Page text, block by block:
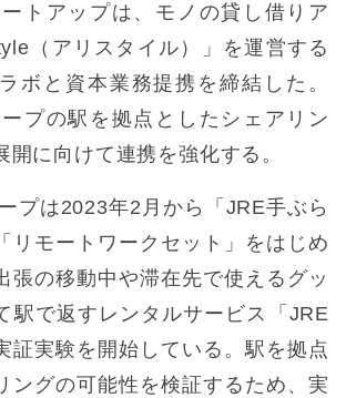
トアップは、モノの貸し借りア
（アリスタイル）」を運営する
ボと資本業務提携を締結した。
プの駅を拠点としたシェアリン
開に向けて連携を強化する。
プは2023年2月から「JRE手ぶら
リモートワークセット」をはじめ
張の移動中や滞在先で使えるグッ
駅で返すレンタルサービス「JRE
証実験を開始している。駅を拠点
ングの可能性を検証するため、実